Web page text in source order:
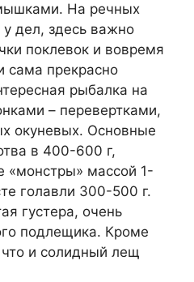
На речных
у дел, здесь важно
поклевок и вовремя
сама прекрасно
рыбалка на
– перевертками,
окуневых. Основные
в 400-600 г,
«монстры» массой 1-
голавли 300-500 г.
густера, очень
подлещика. Кроме
что и солидный лещ